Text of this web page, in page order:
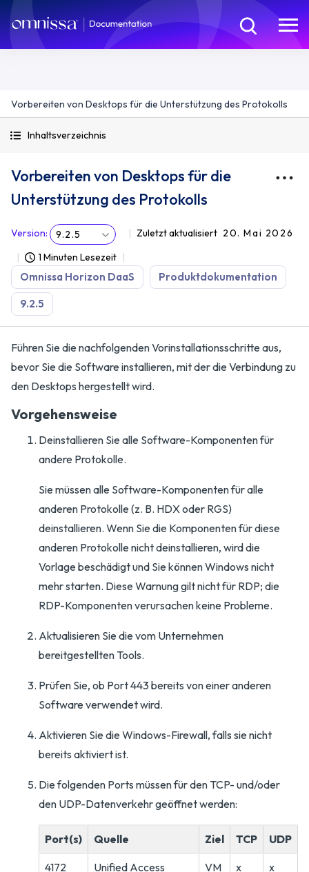
Vorbereiten von Desktops für die Unterstützung des Protokolls
Inhaltsverzeichnis
Vorbereiten von Desktops für die
Unterstützung des Protokolls
Version: 9.2.5 Zuletzt aktualisiert 20. Mai 2026
1 Minuten Lesezeit
Omnissa Horizon DaaS Produktdokumentation
9.2.5
Führen Sie die nachfolgenden Vorinstallationsschritte aus,
bevor Sie die Software installieren, mit der die Verbindung zu
den Desktops hergestellt wird.
Vorgehensweise
Deinstallieren Sie alle Software-Komponenten für
andere Protokolle.
Sie müssen alle Software-Komponenten für alle
anderen Protokolle (z. B. HDX oder RGS)
deinstallieren. Wenn Sie die Komponenten für diese
anderen Protokolle nicht deinstallieren, wird die
Vorlage beschädigt und Sie können Windows nicht
mehr starten. Diese Warnung gilt nicht für RDP; die
RDP-Komponenten verursachen keine Probleme.
Aktualisieren Sie die vom Unternehmen
bereitgestellten Tools.
Prüfen Sie, ob Port 443 bereits von einer anderen
Software verwendet wird.
Aktivieren Sie die Windows-Firewall, falls sie nicht
bereits aktiviert ist.
Die folgenden Ports müssen für den TCP- und/oder
den UDP-Datenverkehr geöffnet werden:
Port(s) Quelle Ziel TCP UDP
4172
Unified Access
VM x x